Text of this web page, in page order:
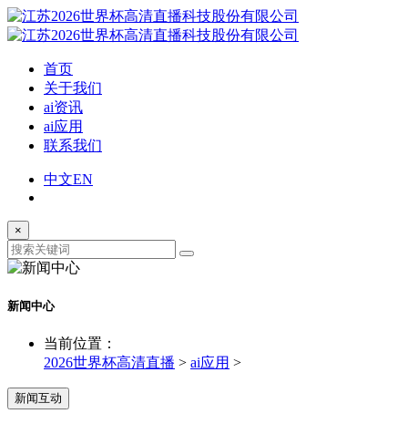
首页
关于我们
ai资讯
ai应用
联系我们
中文EN
×
新闻中心
当前位置：
2026世界杯高清直播 > ai应用 >
新闻互动